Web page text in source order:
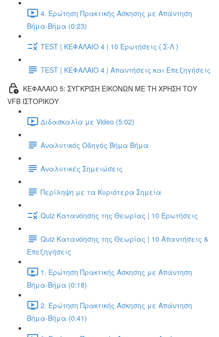
4. Ερώτηση Πρακτικής Άσκησης με Απάντηση
Βήμα-Βήμα (0:23)
TEST | ΚΕΦΑΛΑΙΟ 4 | 10 Ερωτήσεις ( Σ-Λ )
TEST | ΚΕΦΑΛΑΙΟ 4 | Απαντήσεις και Επεξηγήσεις
ΚΕΦΑΛΑΙΟ 5: ΣΥΓΚΡΙΣΗ ΕΙΚΟΝΩΝ ΜΕ ΤΗ ΧΡΗΣΗ ΤΟΥ
VFB ΙΣΤΟΡΙΚΟΥ
Διδασκαλία με Video (5:02)
Αναλυτικός Οδηγός Βήμα Βήμα
Αναλυτικές Σημειώσεις
Περίληψη με τα Κυριότερα Σημεία
Quiz Κατανόησης της Θεωρίας | 10 Ερωτήσεις
Quiz Κατανόησης της Θεωρίας | 10 Απαντήσεις &
Επεξηγήσεις
1. Ερώτηση Πρακτικής Άσκησης με Απάντηση
Βήμα-Βήμα (0:18)
2. Ερώτηση Πρακτικής Άσκησης με Απάντηση
Βήμα-Βήμα (0:41)